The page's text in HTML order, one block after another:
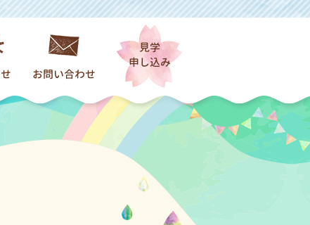
報一覧
お問い合わせ
見学
申し込み